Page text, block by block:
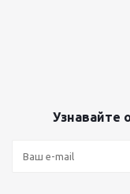
Узнавайте